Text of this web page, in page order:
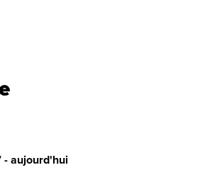
- aujourd'hui